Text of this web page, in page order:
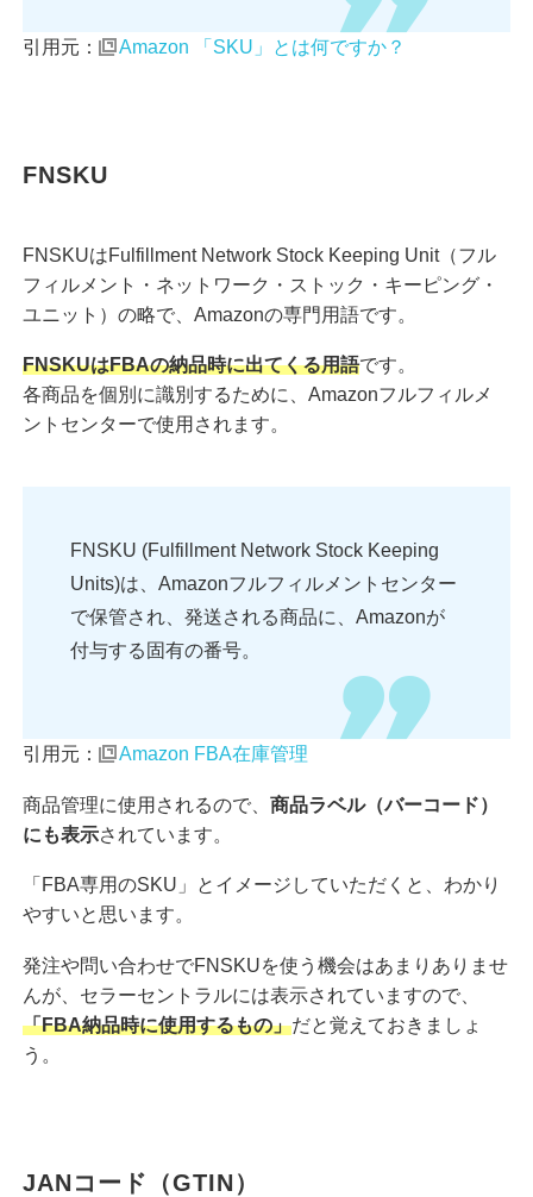
引用元： Amazon 「SKU」とは何ですか？
FNSKU
FNSKUはFulfillment Network Stock Keeping Unit（フル
フィルメント・ネットワーク・ストック・キーピング・
ユニット）の略で、Amazonの専門用語です。
FNSKUはFBAの納品時に出てくる用語です。
各商品を個別に識別するために、Amazonフルフィルメ
ントセンターで使用されます。
FNSKU (Fulfillment Network Stock Keeping
Units)は、Amazonフルフィルメントセンター
で保管され、発送される商品に、Amazonが
付与する固有の番号。
引用元： Amazon FBA在庫管理
商品管理に使用されるので、 商品ラベル（バーコード）
にも表示されています。
「FBA専用のSKU」とイメージしていただくと、わかり
やすいと思います。
発注や問い合わせでFNSKUを使う機会はあまりありませ
んが、セラーセントラルには表示されていますので、
「FBA納品時に使用するもの」だと覚えておきましょ
う。
JANコード（GTIN）